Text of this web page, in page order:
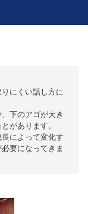
にくい話し方に
下のアゴが大き
があります。
によって変化す
要になってきま